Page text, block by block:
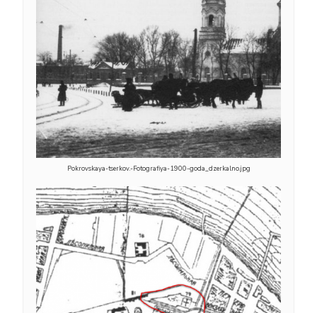
Pokrovskaya-tserkov.-Fotografiya-1900-goda_dzerkalno.jpg